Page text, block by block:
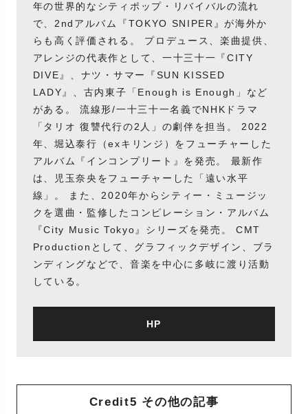
年の世界的なシティポップ・リバイバルの流れ
で、2ndアルバム『TOKYO SNIPER』が海外か
らも高く評価される。 プロデュース、楽曲提供、
アレンジの代表作として、一十三十一『CITY
DIVE』、ナツ・サマー『SUN KISSED
LADY』、古内東子「Enough is Enough」など
がある。 流線形/一十三十一名義でNHKドラマ
「タリオ 復讐代行の2人」の劇伴を担当。 2022
年、堀込泰行（exキリンジ）をフューチャーした
アルバム『インコンプリート』を発売。 最新作
は、児玉奈央をフューチャーした「遠い水平
線」。 また、2020年からシティー・ミュージッ
クを選曲・監修したコンピレーション・アルバム
『City Music Tokyo』シリーズを発売。 CMT
Productionとして、グラフィックデザイン、ブラ
ンディングなどで、音楽を中心に多岐に渡り活動
している。
HP
Credit5 その他の記事